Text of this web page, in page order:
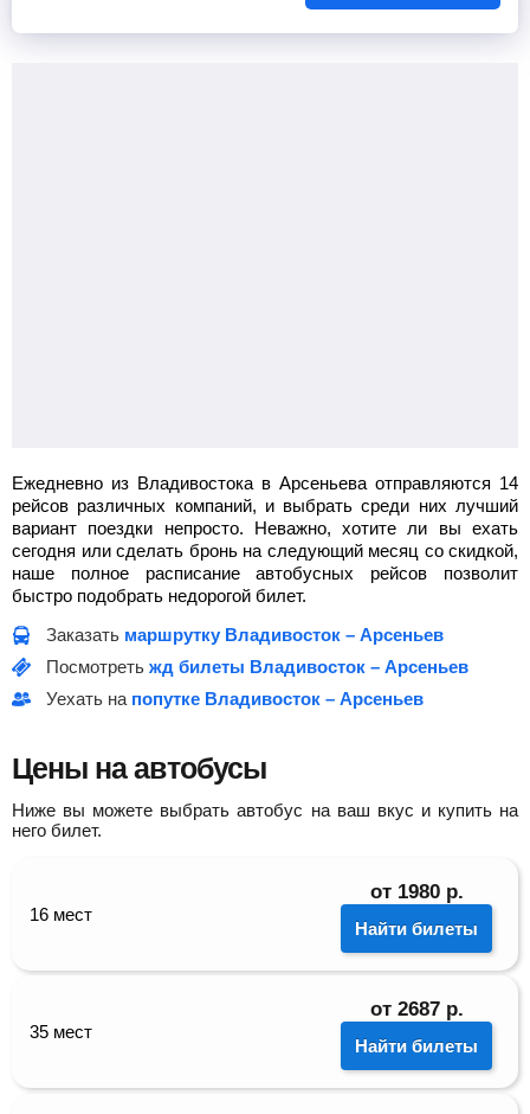
Ежедневно из Владивостока в Арсеньева отправляются 14
рейсов различных компаний, и выбрать среди них лучший
вариант поездки непросто. Неважно, хотите ли вы ехать
сегодня или сделать бронь на следующий месяц со скидкой,
наше полное расписание автобусных рейсов позволит
быстро подобрать недорогой билет.
Заказать маршрутку Владивосток – Арсеньев
Посмотреть жд билеты Владивосток – Арсеньев
Уехать на попутке Владивосток – Арсеньев
Цены на автобусы
Ниже вы можете выбрать автобус на ваш вкус и купить на
него билет.
16 мест
от 1980 р.
Найти билеты
35 мест
от 2687 р.
Найти билеты